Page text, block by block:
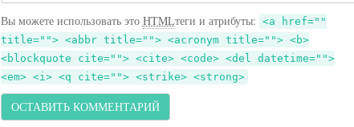
Вы можете использовать это HTMLтеги и атрибуты: <a href=""
title=""> <abbr title=""> <acronym title=""> <b>
<blockquote cite=""> <cite> <code> <del datetime="">
<em> <i> <q cite=""> <strike> <strong>